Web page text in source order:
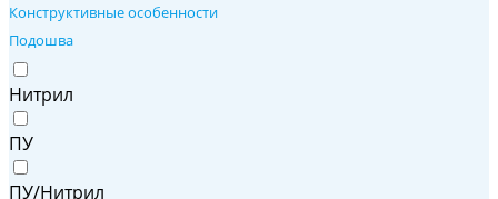
Конструктивные особенности
Подошва
Нитрил
ПУ
ПУ/Нитрил